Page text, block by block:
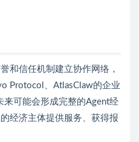
和信任机制建立协作网络，
Protocol、AtlasClaw的企业
来可能会形成完整的Agent经
经济主体提供服务、获得报